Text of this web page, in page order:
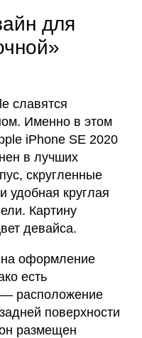
для
славятся
Именно в этом
iPhone SE 2020
в лучших
скругленные
удобная круглая
Картину
девайса.
на оформление
есть
— расположение
поверхности
размещен